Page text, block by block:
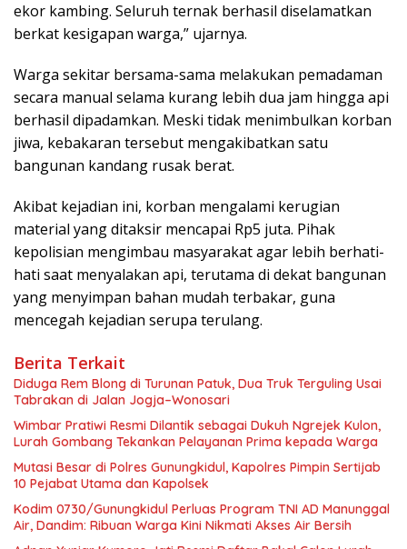
ekor kambing. Seluruh ternak berhasil diselamatkan
berkat kesigapan warga,” ujarnya.
Warga sekitar bersama-sama melakukan pemadaman
secara manual selama kurang lebih dua jam hingga api
berhasil dipadamkan. Meski tidak menimbulkan korban
jiwa, kebakaran tersebut mengakibatkan satu
bangunan kandang rusak berat.
Akibat kejadian ini, korban mengalami kerugian
material yang ditaksir mencapai Rp5 juta. Pihak
kepolisian mengimbau masyarakat agar lebih berhati-
hati saat menyalakan api, terutama di dekat bangunan
yang menyimpan bahan mudah terbakar, guna
mencegah kejadian serupa terulang.
Berita Terkait
Diduga Rem Blong di Turunan Patuk, Dua Truk Terguling Usai
Tabrakan di Jalan Jogja–Wonosari
Wimbar Pratiwi Resmi Dilantik sebagai Dukuh Ngrejek Kulon,
Lurah Gombang Tekankan Pelayanan Prima kepada Warga
Mutasi Besar di Polres Gunungkidul, Kapolres Pimpin Sertijab
10 Pejabat Utama dan Kapolsek
Kodim 0730/Gunungkidul Perluas Program TNI AD Manunggal
Air, Dandim: Ribuan Warga Kini Nikmati Akses Air Bersih